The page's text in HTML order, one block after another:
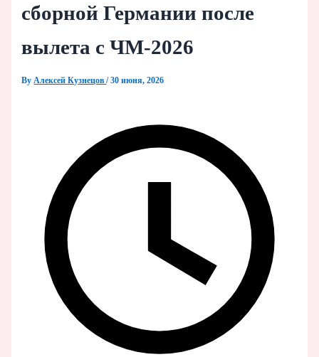
сборной Германии после
вылета с ЧМ‑2026
By Алексей Кузнецов/30 июня, 2026